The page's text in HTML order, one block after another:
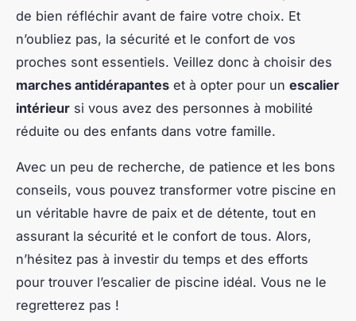
de bien réfléchir avant de faire votre choix. Et
n’oubliez pas, la sécurité et le confort de vos
proches sont essentiels. Veillez donc à choisir des
marches antidérapantes et à opter pour un escalier
intérieur si vous avez des personnes à mobilité
réduite ou des enfants dans votre famille.
Avec un peu de recherche, de patience et les bons
conseils, vous pouvez transformer votre piscine en
un véritable havre de paix et de détente, tout en
assurant la sécurité et le confort de tous. Alors,
n’hésitez pas à investir du temps et des efforts
pour trouver l’escalier de piscine idéal. Vous ne le
regretterez pas !